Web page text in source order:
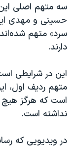
سه متهم اصلی
حسینی و مهدی
سرد» متهم
دارند.
این در شرایطی
متهم ردیف اول،
است که هرگز
نداشته است.
در ویدیویی که